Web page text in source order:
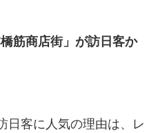
筋商店街」が訪日客か
日客に人気の理由は、レ